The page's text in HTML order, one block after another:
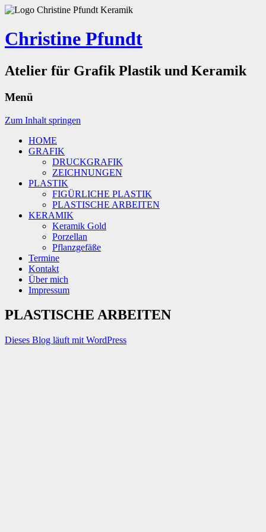
Christine Pfundt
Atelier für Grafik Plastik und Keramik
Menü
Zum Inhalt springen
HOME
GRAFIK
DRUCKGRAFIK
ZEICHNUNGEN
PLASTIK
FIGÜRLICHE PLASTIK
PLASTISCHE ARBEITEN
KERAMIK
Keramik Gold
Porzellan
Pflanzgefäße
Termine
Kontakt
Über mich
Impressum
PLASTISCHE ARBEITEN
Dieses Blog läuft mit WordPress